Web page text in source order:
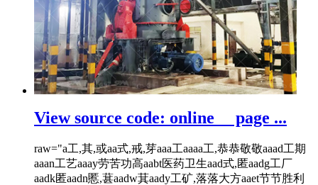
View source code: online__ page ...
raw="a工,其,或aa式,戒,芽aaa工aaaa工,恭恭敬敬aaad工期
aaan工艺aaay劳苦功高aabt医药卫生aad式,匿aadg工厂
aadk匿aadn慝,葚aadw萁aady工矿,落落大方aaet节节胜利